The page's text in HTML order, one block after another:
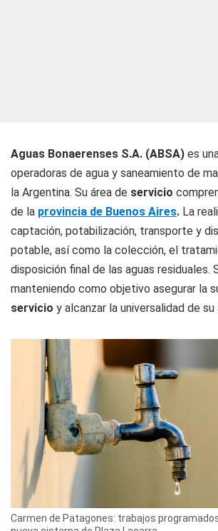
Aguas Bonaerenses S.A. (ABSA) es
operadoras de agua y saneamiento de
la Argentina. Su área de servicio
de la provincia de Buenos Aires. La
captación, potabilización, transporte y
potable, así como la colección, el
disposición final de las aguas residuales.
manteniendo como objetivo asegurar la
servicio y alcanzar la universalidad de
Carmen de Patagones: trabajos